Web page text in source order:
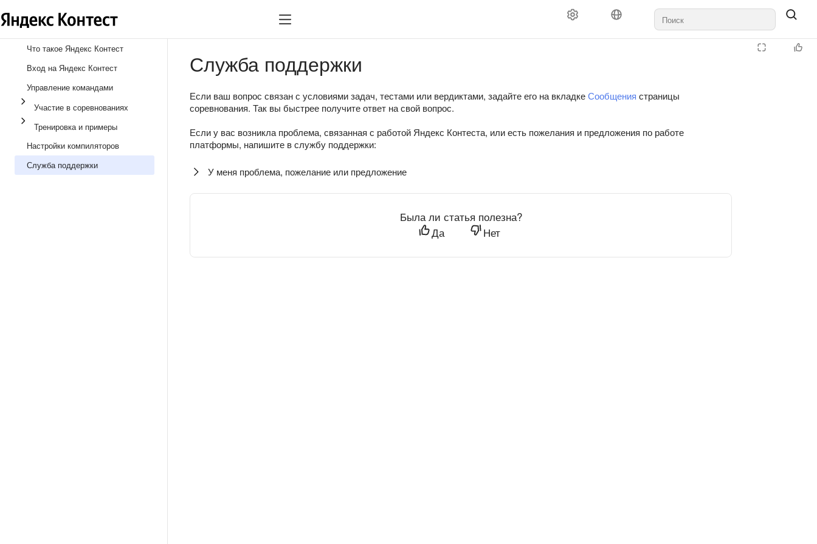
Что такое Яндекс Контест
Вход на Яндекс Контест
Управление командами
Участие в соревнованиях
Тренировка и примеры
Настройки компиляторов
Служба поддержки
Служба поддержки
Если ваш вопрос связан с условиями задач, тестами или вердиктами, задайте его на вкладкеСообщения страницы
соревнования. Так вы быстрее получите ответ на свой вопрос.
Если у вас возникла проблема, связанная с работой Яндекс Контеста, или есть пожелания и предложения по работе
платформы, напишите в службу поддержки:
У меня проблема, пожелание или предложение
Была ли статья полезна?
Да
Нет